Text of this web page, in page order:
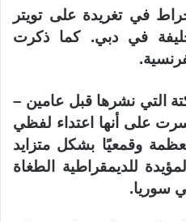
في تغريدة على تويتر
خليفة في دبي. كما ذكرت
التي نشرها قبل عامين –
على أنها اعتداء لفظي
وقمعيًا بشكل متزايد
للديمقراطية الطغاة
سوريا.